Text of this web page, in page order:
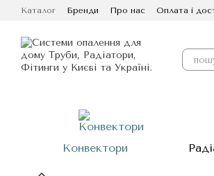
Перейти до основного контенту
Каталог Бренди Про нас Оплата і
Конвектори